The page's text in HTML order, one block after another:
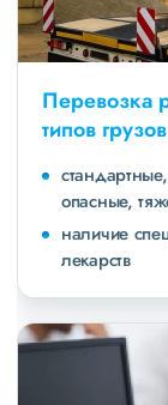
Перевозка
типов грузов
опасные,
наличие
лекарств